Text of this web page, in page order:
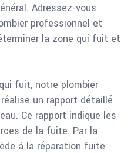
Adressez-vous
professionnel et
la zone qui fuit et
fuit, notre plombier
un rapport détaillé
Ce rapport indique les
de la fuite. Par la
à la réparation fuite